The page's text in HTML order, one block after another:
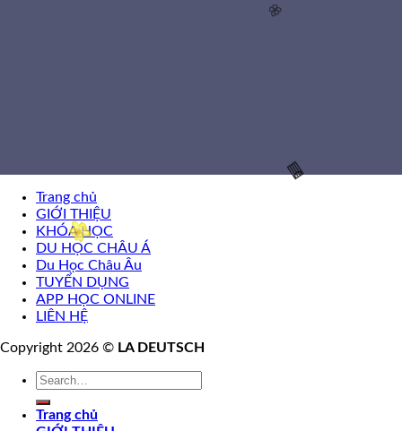
Trang chủ
GIỚI THIỆU
KHÓA HỌC
DU HỌC CHÂU Á
Du Học Châu Âu
TUYỂN DỤNG
APP HỌC ONLINE
LIÊN HỆ
Copyright 2026 © LA DEUTSCH
Trang chủ